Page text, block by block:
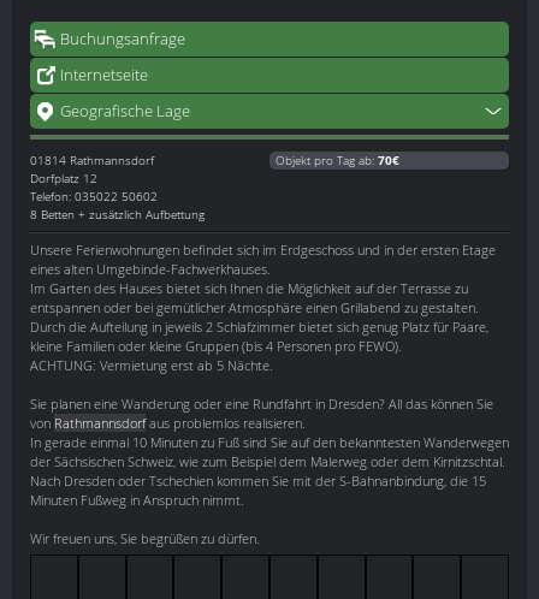
Buchungsanfrage
Internetseite
Geografische Lage
01814 Rathmannsdorf
Dorfplatz 12
Telefon: 035022 50602
8 Betten + zusätzlich Aufbettung
Objekt pro Tag ab: 70€
Unsere Ferienwohnungen befindet sich im Erdgeschoss und in der ersten Etage
eines alten Umgebinde-Fachwerkhauses.
Im Garten des Hauses bietet sich Ihnen die Möglichkeit auf der Terrasse zu
entspannen oder bei gemütlicher Atmosphäre einen Grillabend zu gestalten.
Durch die Aufteilung in jeweils 2 Schlafzimmer bietet sich genug Platz für Paare,
kleine Familien oder kleine Gruppen (bis 4 Personen pro FEWO).
ACHTUNG: Vermietung erst ab 5 Nächte.
Sie planen eine Wanderung oder eine Rundfahrt in Dresden? All das können Sie
von Rathmannsdorfaus problemlos realisieren.
In gerade einmal 10 Minuten zu Fuß sind Sie auf den bekanntesten Wanderwegen
der Sächsischen Schweiz, wie zum Beispiel dem Malerweg oder dem Kirnitzschtal.
Nach Dresden oder Tschechien kommen Sie mit der S-Bahnanbindung, die 15
Minuten Fußweg in Anspruch nimmt.
Wir freuen uns, Sie begrüßen zu dürfen.